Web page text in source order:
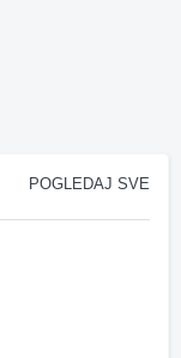
POGLEDAJ SVE